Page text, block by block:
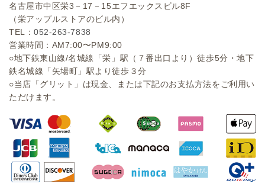
名古屋市中区栄3－17－15エフエックスビル8F
（栄アップルストアのビル内）
TEL：052-263-7838
営業時間：AM7:00〜PM9:00
○地下鉄東山線/名城線「栄」駅（７番出口より）徒歩5分・地下
鉄名城線「矢場町」駅より徒歩３分
○当店「グリット」は現金、または下記のお支払方法をご利用い
ただけます。